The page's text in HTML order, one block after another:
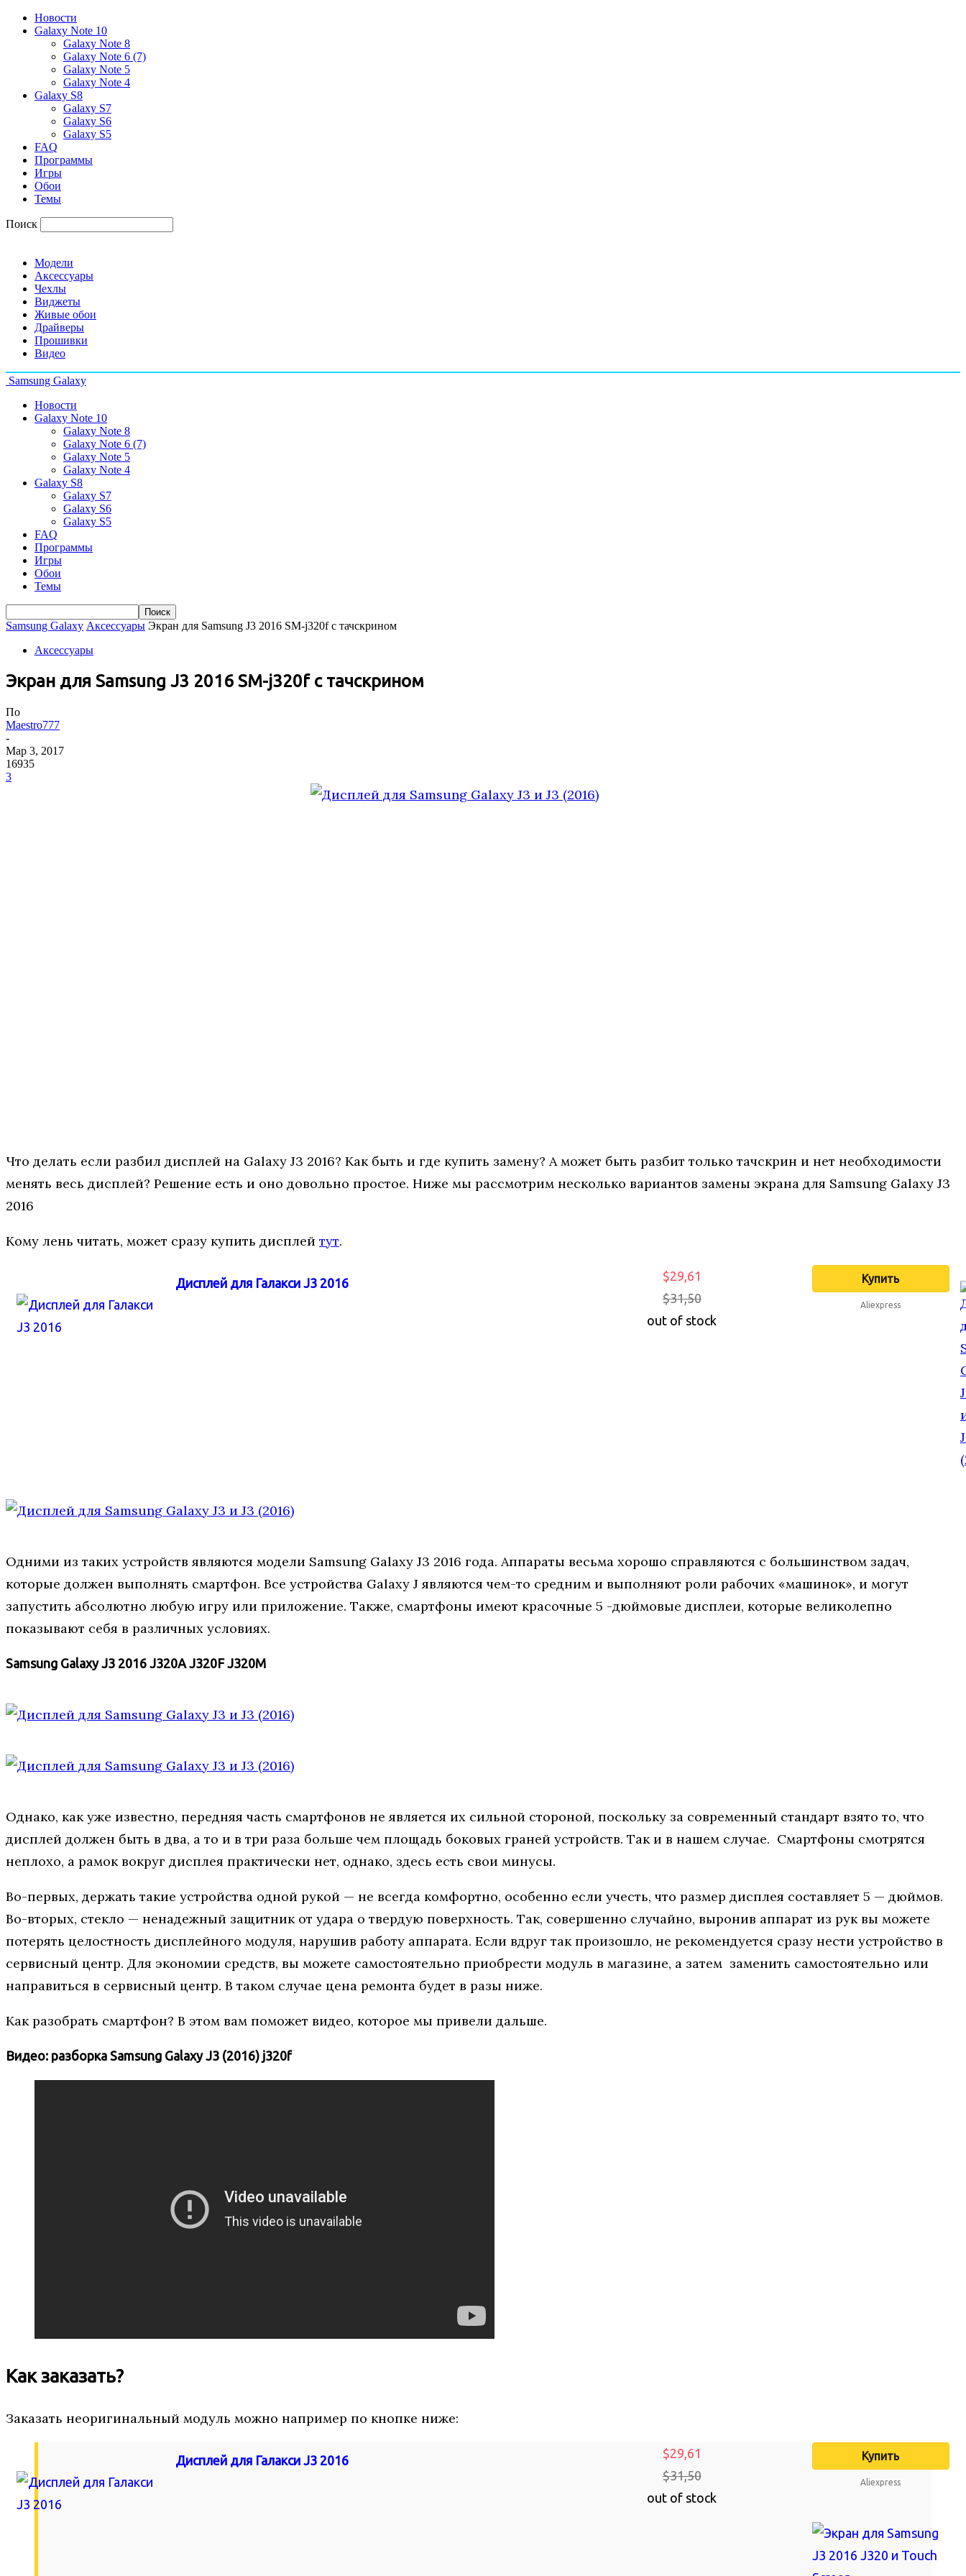
Новости
Galaxy Note 10
Galaxy Note 8
Galaxy Note 6 (7)
Galaxy Note 5
Galaxy Note 4
Galaxy S8
Galaxy S7
Galaxy S6
Galaxy S5
FAQ
Программы
Игры
Обои
Темы
Поиск
Модели
Аксессуары
Чехлы
Виджеты
Живые обои
Драйверы
Прошивки
Видео
Samsung Galaxy
Новости
Galaxy Note 10
Galaxy Note 8
Galaxy Note 6 (7)
Galaxy Note 5
Galaxy Note 4
Galaxy S8
Galaxy S7
Galaxy S6
Galaxy S5
FAQ
Программы
Игры
Обои
Темы
Samsung Galaxy Аксессуары Экран для Samsung J3 2016 SM-j320f с тачскрином
Аксессуары
Экран для Samsung J3 2016 SM-j320f с тачскрином
По
Maestro777
-
Мар 3, 2017
16935
3
Что делать если разбил дисплей на Galaxy J3 2016? Как быть и где купить замену? А может быть разбит только тачскрин и нет необходимости
менять весь дисплей? Решение есть и оно довольно простое. Ниже мы рассмотрим несколько вариантов замены экрана для Samsung Galaxy J3
2016
Кому лень читать, может сразу купить дисплей тут.
Дисплей для Галакси J3 2016
$29,61
$31,50
out of stock
Купить
Aliexpress
Одними из таких устройств являются модели Samsung Galaxy J3 2016 года. Аппараты весьма хорошо справляются с большинством задач,
которые должен выполнять смартфон. Все устройства Galaxy J являются чем-то средним и выполняют роли рабочих «машинок», и могут
запустить абсолютно любую игру или приложение. Также, смартфоны имеют красочные 5 -дюймовые дисплеи, которые великолепно
показывают себя в различных условиях.
Samsung Galaxy J3 2016 J320A J320F J320M
Однако, как уже известно, передняя часть смартфонов не является их сильной стороной, поскольку за современный стандарт взято то, что
дисплей должен быть в два, а то и в три раза больше чем площадь боковых граней устройств. Так и в нашем случае. Смартфоны смотрятся
неплохо, а рамок вокруг дисплея практически нет, однако, здесь есть свои минусы.
Во-первых, держать такие устройства одной рукой — не всегда комфортно, особенно если учесть, что размер дисплея составляет 5 — дюймов.
Во-вторых, стекло — ненадежный защитник от удара о твердую поверхность. Так, совершенно случайно, выронив аппарат из рук вы можете
потерять целостность дисплейного модуля, нарушив работу аппарата. Если вдруг так произошло, не рекомендуется сразу нести устройство в
сервисный центр. Для экономии средств, вы можете самостоятельно приобрести модуль в магазине, а затем заменить самостоятельно или
направиться в сервисный центр. В таком случае цена ремонта будет в разы ниже.
Как разобрать смартфон? В этом вам поможет видео, которое мы привели дальше.
Видео: разборка Samsung Galaxy J3 (2016) j320f
Как заказать?
Заказать неоригинальный модуль можно например по кнопке ниже:
Дисплей для Галакси J3 2016
$29,61
$31,50
out of stock
Купить
Aliexpress